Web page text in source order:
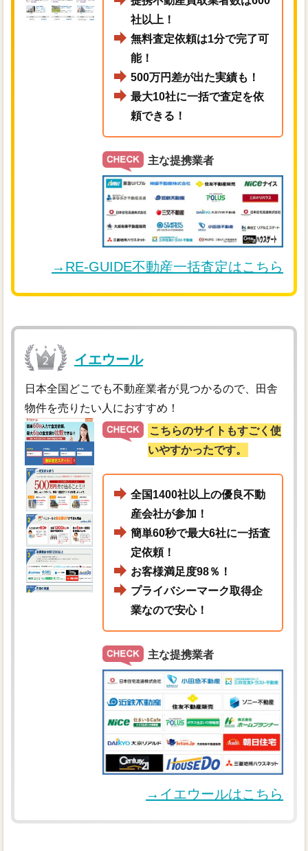
社以上！
無料査定依頼は1分で完了可
能！
500万円差が出た実績も！
最大10社に一括で査定を依
頼できる！
主な提携業者
→RE-GUIDE不動産一括査定はこちら
イエウール
日本全国どこでも不動産業者が見つかるので、田舎
物件を売りたい人におすすめ！
こちらのサイトもすごく使
いやすかったです。
全国1400社以上の優良不動
産会社が参加！
簡単60秒で最大6社に一括査
定依頼！
お客様満足度98％！
プライバシーマーク取得企
業なので安心！
主な提携業者
→イエウールはこちら